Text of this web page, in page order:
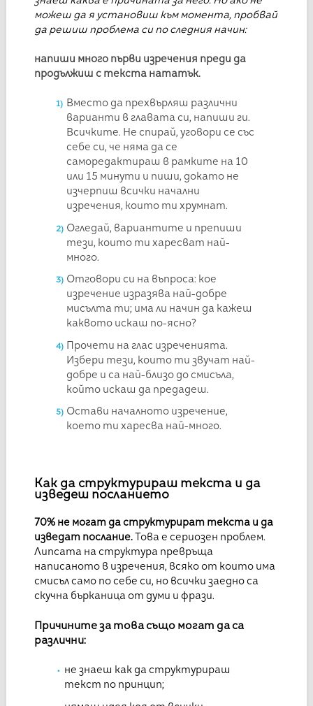
можеш да я установиш към момента, пробвай
да решиш проблема си по следния начин:
напиши много първи изречения преди да
продължиш с текста нататък.
Вместо да прехвърляш различни
варианти в главата си, напиши ги.
Всичките. Не спирай, уговори се със
себе си, че няма да се
саморедактираш в рамките на 10
или 15 минути и пиши, докато не
изчерпиш всички начални
изречения, които ти хрумнат.
Огледай, вариантите и препиши
тези, които ти харесват най-
много.
Отговори си на въпроса: кое
изречение изразява най-добре
мисълта ти; има ли начин да кажеш
каквото искаш по-ясно?
Прочети на глас изреченията.
Избери тези, които ти звучат най-
добре и са най-близо до смисъла,
който искаш да предадеш.
Остави началното изречение,
което ти харесва най-много.
Как да структурираш текста и да
изведеш посланието
70% не могат да структурират текста и да
изведат послание.Това е сериозен проблем.
Липсата на структура превръща
написаното в изречения, всяко от които има
смисъл само по себе си, но всички заедно са
скучна бърканица от думи и фрази.
Причините за това също могат да са
различни:
не знаеш как да структурираш
текст по принцип;